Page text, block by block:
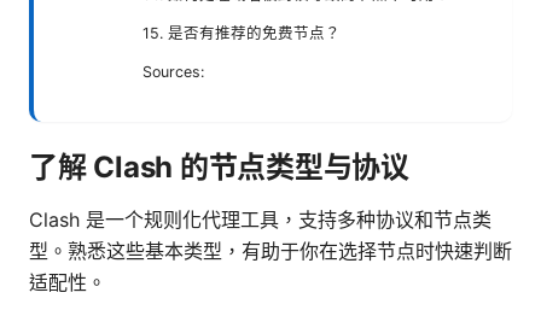
15. 是否有推荐的免费节点？
Sources:
了解 Clash 的节点类型与协议
Clash 是一个规则化代理工具，支持多种协议和节点类
型。熟悉这些基本类型，有助于你在选择节点时快速判断
适配性。